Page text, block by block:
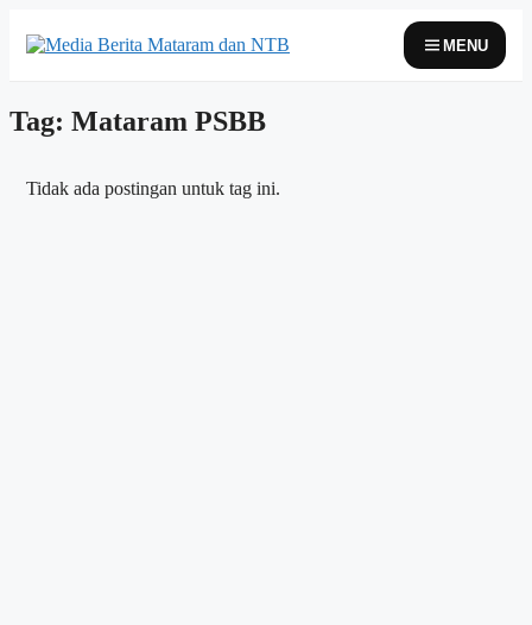
MENU
Tag: Mataram PSBB
Tidak ada postingan untuk tag ini.